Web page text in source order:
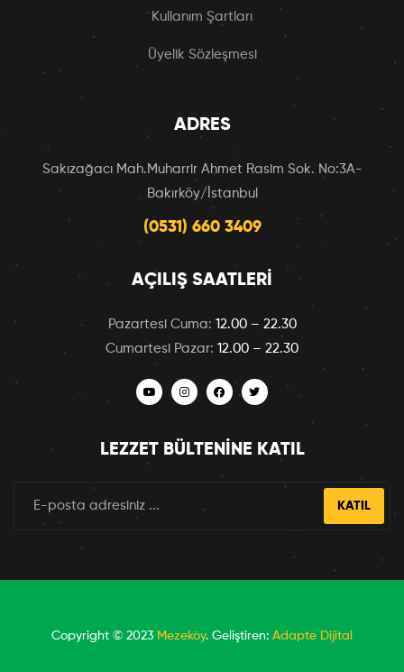
Kullanım Şartları
Üyelik Sözleşmesi
ADRES
Sakızağacı Mah.Muharrir Ahmet Rasim Sok. No:3A-
Bakırköy/İstanbul
(0531) 660 3409
AÇILIŞ SAATLERI
Pazartesi Cuma: 12.00 – 22.30
Cumartesi Pazar: 12.00 – 22.30
LEZZET BÜLTENINE KATIL
KATIL
Copyright © 2023 Mezeköy. Geliştiren: Adapte Dijital